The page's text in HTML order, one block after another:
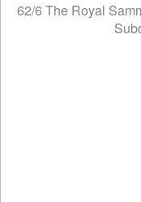
62/6 The Royal